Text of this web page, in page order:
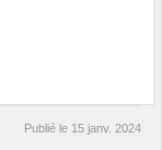
Publié le 15 janv. 2024